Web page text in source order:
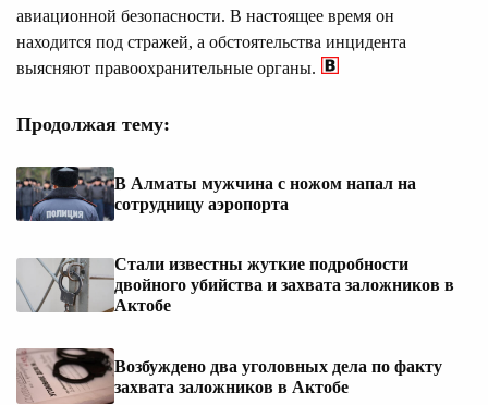
авиационной безопасности. В настоящее время он
находится под стражей, а обстоятельства инцидента
выясняют правоохранительные органы.
Продолжая тему:
В Алматы мужчина с ножом напал на
сотрудницу аэропорта
Стали известны жуткие подробности
двойного убийства и захвата заложников в
Актобе
Возбуждено два уголовных дела по факту
захвата заложников в Актобе